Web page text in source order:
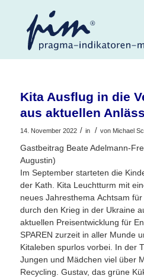
Kita Ausflug in die
aus aktuellen
14. November 2022 / in / von Michael
Gastbeitrag Beate Adelmann-
Augustin)
Im September starteten die
der Kath. Kita Leuchtturm mit
neues Jahresthema Achtsam
durch den Krieg in der Ukraine
aktuellen Preisentwicklung für
SPAREN zurzeit in aller Munde
Kitaleben spurlos vorbei. In der
Jungen und Mädchen viel über
Recycling. Gustav, das grüne